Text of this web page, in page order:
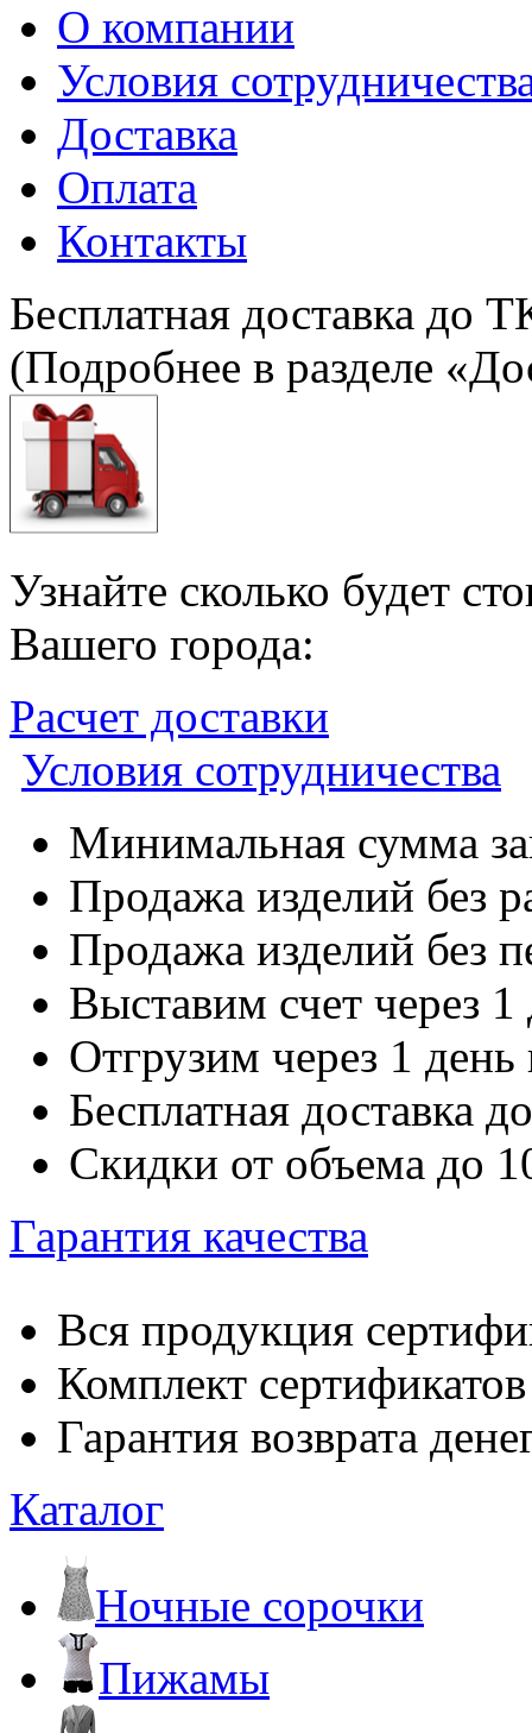
О компании
Условия
Доставка
Оплата
Контакты
Бесплатная доставка до
(Подробнее в разделе
Узнайте сколько будет
Вашего города:
Расчет доставки
Условия сотрудничества
Минимальная сумма
Продажа изделий без
Продажа изделий без
Выставим счет через 1
Отгрузим через 1
Бесплатная доставка
Скидки от объема до
Гарантия качества
Вся продукция
Комплект
Гарантия возврата
Каталог
Ночные сорочки
Пижамы